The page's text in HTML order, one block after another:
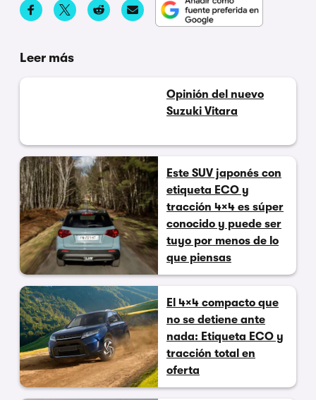
Leer más
Opinión del nuevo
Suzuki Vitara
Este SUV japonés con
etiqueta ECO y
tracción 4×4 es súper
conocido y puede ser
tuyo por menos de lo
que piensas
El 4×4 compacto que
no se detiene ante
nada: Etiqueta ECO y
tracción total en
oferta